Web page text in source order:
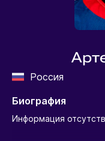
Россия
Биография
Информация